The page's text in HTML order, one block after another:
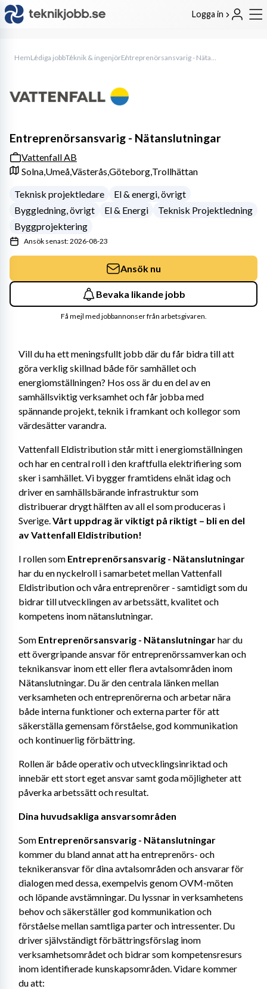
Logga in
HemLediga jobbTeknik & ingenjör Entreprenörsansvarig - Nätanslutningar
Vill du ha ett meningsfullt jobb där du får bidra till att
göra verklig skillnad både för samhället och
energiomställningen? Hos oss är du en del av en
samhällsviktig verksamhet och får jobba med
spännande projekt, teknik i framkant och kollegor som
värdesätter varandra.
Vattenfall Eldistribution står mitt i energiomställningen
och har en central roll i den kraftfulla elektrifiering som
sker i samhället. Vi bygger framtidens elnät idag och
driver en samhällsbärande infrastruktur som
distribuerar drygt hälften av all el som produceras i
Sverige. Vårt uppdrag är viktigt på riktigt – bli en del
av Vattenfall Eldistribution!
I rollen som
har du en nyckelroll i samarbetet mellan Vattenfall
Eldistribution och våra entreprenörer - samtidigt som du
bidrar till utvecklingen av arbetssätt, kvalitet och
kompetens inom nätanslutningar.
Som Entreprenörsansvarig - Nätanslutningar har du
ett övergripande ansvar för entreprenörssamverkan och
teknikansvar inom ett eller flera avtalsområden inom
Nätanslutningar. Du är den centrala länken mellan
verksamheten och entreprenörerna och arbetar nära
både interna funktioner och externa parter för att
säkerställa gemensam förståelse, god kommunikation
och kontinuerlig förbättring.
Rollen är både operativ och utvecklingsinriktad och
innebär ett stort eget ansvar samt goda möjligheter att
påverka arbetssätt och resultat.
Dina huvudsakliga ansvarsområden
Som Entreprenörsansvarig - Nätanslutningar
kommer du bland annat att ha entreprenörs- och
teknikeransvar för dina avtalsområden och ansvarar för
dialogen med dessa, exempelvis genom OVM-möten
och löpande avstämningar. Du lyssnar in verksamhetens
behov och säkerställer god kommunikation och
förståelse mellan samtliga parter och intressenter. Du
driver självständigt förbättringsförslag inom
verksamhetsområdet och bidrar som kompetensresurs
inom identifierade kunskapsområden. Vidare kommer
du att:
Entreprenörsansvarig - Nätanslutningar
Vattenfall AB
Solna,Umeå,Västerås,Göteborg,Trollhättan
Teknisk projektledare
El & energi, övrigt
Byggledning, övrigt
El & Energi
Teknisk Projektledning
Byggprojektering
Ansök senast: 2026-08-23
Ansök nu
Bevaka likande jobb
Få mejl med jobbannonser från arbetsgivaren.